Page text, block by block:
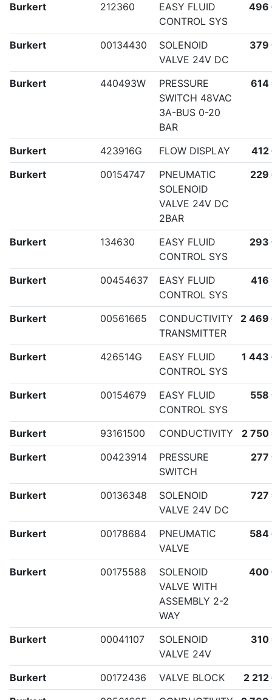
Burkert 212360
EASY FLUID
CONTROL SYS
496
Burkert 00134430
SOLENOID
VALVE 24V DC
379
Burkert 440493W
PRESSURE
SWITCH 48VAC
3A-BUS 0-20
BAR
614
Burkert 423916G FLOW DISPLAY
412
Burkert
00154747
PNEUMATIC
SOLENOID
VALVE 24V DC
2BAR
229
Burkert 134630
EASY FLUID
CONTROL SYS
293
Burkert 00454637
EASY FLUID
CONTROL SYS
416
Burkert 00561665
CONDUCTIVITY
TRANSMITTER
2 469
Burkert 426514G
EASY FLUID
CONTROL SYS
1 443
Burkert 00154679
EASY FLUID
CONTROL SYS
558
Burkert 93161500 CONDUCTIVITY
2 750
Burkert
00423914
PRESSURE
SWITCH
277
Burkert 00136348
SOLENOID
VALVE 24V DC
727
Burkert 00178684
PNEUMATIC
VALVE
584
Burkert 00175588
SOLENOID
VALVE WITH
ASSEMBLY 2-2
WAY
400
Burkert 00041107
SOLENOID
VALVE 24V
310
Burkert 00172436 VALVE BLOCK
2 212